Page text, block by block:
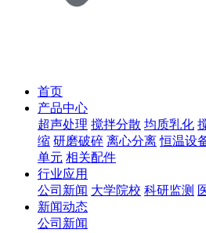
首页
产品中心
超声处理 搅拌分散 均质乳化
缩 研磨破碎 离心分离 恒温设
单元 相关配件
行业应用
公司新闻 大学院校 科研监测
新闻动态
公司新闻